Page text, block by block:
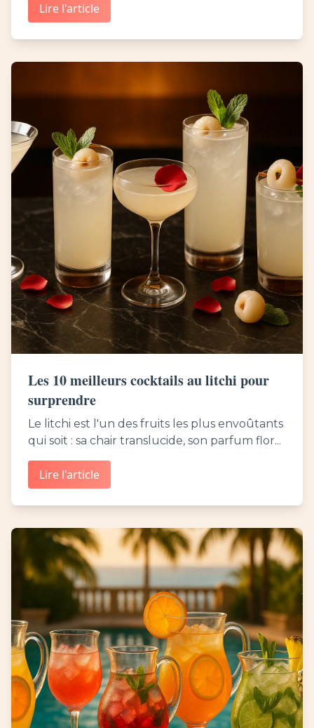
Lire l'article
Les 10 meilleurs cocktails au litchi pour
surprendre
Le litchi est l'un des fruits les plus envoûtants
qui soit : sa chair translucide, son parfum flor...
Lire l'article